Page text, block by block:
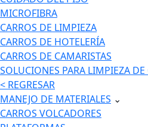
MICROFIBRA
CARROS DE LIMPIEZA
CARROS DE HOTELERÍA
CARROS DE CAMARISTAS
SOLUCIONES PARA LIMPIEZA DE
< REGRESAR
MANEJO DE MATERIALES ⌄
CARROS VOLCADORES